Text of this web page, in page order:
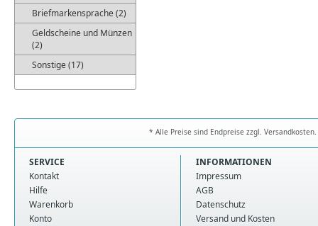
Briefmarkensprache (2)
Geldscheine und Münzen
(2)
Sonstige (17)
* Alle Preise sind Endpreise zzgl.
SERVICE
Kontakt
Hilfe
Warenkorb
Konto
INFORMATIONEN
Impressum
AGB
Datenschutz
Versand und Kosten